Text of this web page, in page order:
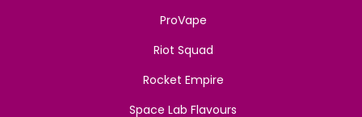
ProVape
Riot Squad
Rocket Empire
Space Lab Flavours